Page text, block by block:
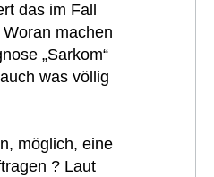
das im Fall
machen
„Sarkom“
was völlig
möglich, eine
? Laut